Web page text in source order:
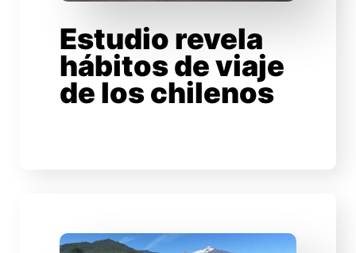
Estudio revela
hábitos de viaje
de los chilenos